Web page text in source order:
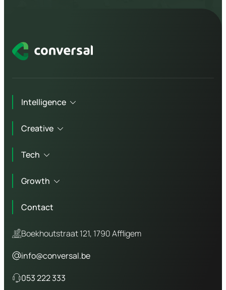
Intelligence
Technisch advies
Marketing advies
Workshops
Creative
Branding
Copywriting
Bedrijfsfotografie
Video agency
Tech
Website laten maken
Webshop laten maken
WordPress website
Laravel website
Odoo website
Growth
Online marketing
SEO
GEO
SEA
Contact
Boekhoutstraat 121, 1790 Affligem
info@conversal.be
053 222 333